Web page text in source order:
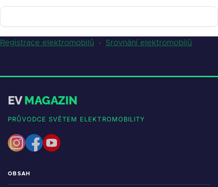
Registrace elektromobilů · Srovnání elektromobilů
EVMAGAZIN
PRŮVODCE SVĚTEM ELEKTROMOBILITY
OBSAH